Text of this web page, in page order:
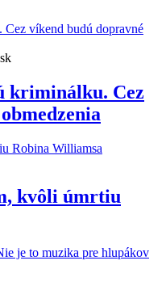
kriminálku. Cez
kvôli úmrtiu